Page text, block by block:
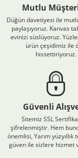
Mutlu
Düğün davetiyesi ile
paylaşıyoruz. Kanvas
evinizi süslüyoruz.
ürün çeşidimiz ile
hissettiriyoruz.
Güvenli
Sitemiz SSL
şifrelenmiştir. Hem
önemlisi, Yarım yüzyıllık
güven ile sizlere hizmet